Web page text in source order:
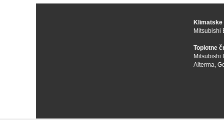
Klimatske
Mitsubishi
Toplotne
Mitsubishi
Alterma,